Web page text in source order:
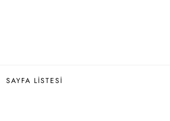
SAYFA LISTESI